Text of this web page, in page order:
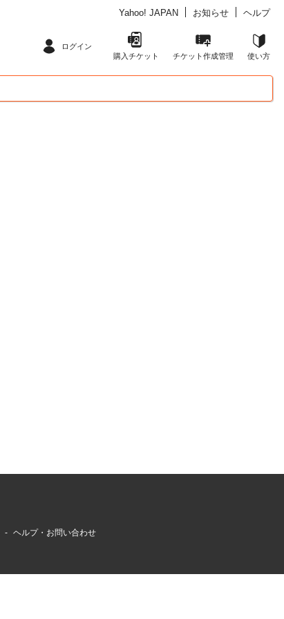
Yahoo! JAPAN お知らせ ヘルプ
ログイン
購入チケット
チケット作成管理 使い方
ヘルプ・お問い合わせ